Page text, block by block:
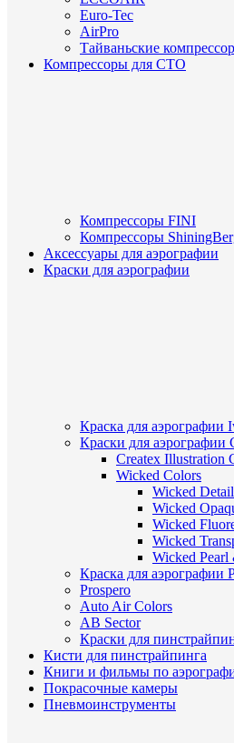
Euro-Tec
AirPro
Тайваньские
Компрессоры для СТО
Компрессоры FINI
Компрессоры
Аксессуары для аэрографии
Краски для аэрографии
Краска для аэрографии
Краски для аэрографии
Createx Illustration
Wicked Colors
Wicked
Wicked
Wicked
Wicked
Wicked
Краска для аэрографии
Prospero
Auto Air Colors
AB Sector
Краски для
Кисти для пинстрайпинга
Книги и фильмы по
Покрасочные камеры
Пневмоинструменты